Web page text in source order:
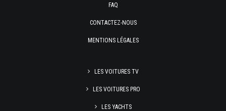
FAQ
CONTACTEZ-NOUS
MENTIONS LÉGALES
LES VOITURES TV
LES VOITURES PRO
LES YACHTS